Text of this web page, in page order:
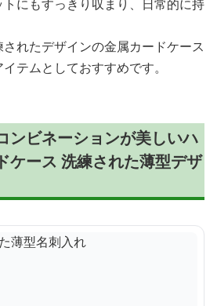
にもすっきり収まり、日常的に持
れたデザインの金属カードケース
テムとしておすすめです。
ンビネーションが美しいハ
ケース 洗練された薄型デザ